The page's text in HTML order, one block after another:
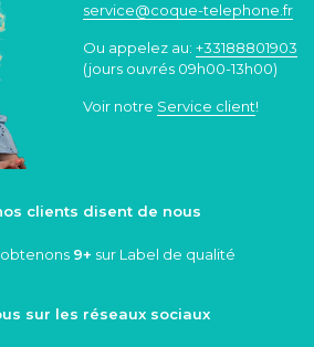
service@coque-telephone.fr
Ou appelez au: +33188801903
(jours ouvrés 09h00-13h00)
Voir notre Service client!
clients disent de nous
9+ sur Label de qualité
sur les réseaux sociaux